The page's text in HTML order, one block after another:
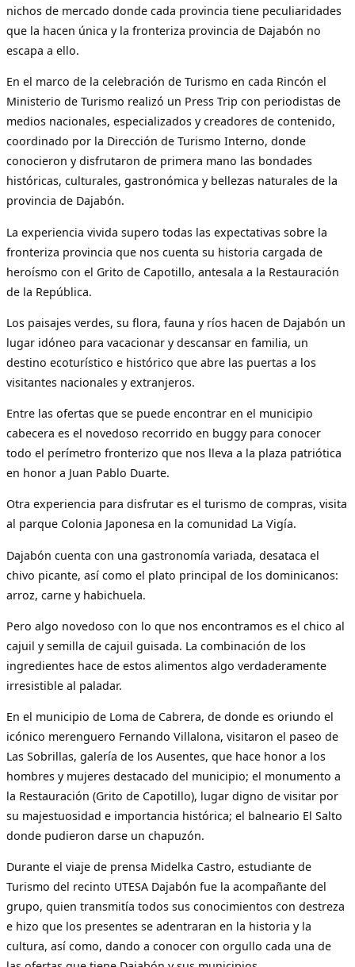
nichos de mercado donde cada provincia tiene peculiaridades
que la hacen única y la fronteriza provincia de Dajabón no
escapa a ello.
En el marco de la celebración de Turismo en cada Rincón el
Ministerio de Turismo realizó un Press Trip con periodistas de
medios nacionales, especializados y creadores de contenido,
coordinado por la Dirección de Turismo Interno, donde
conocieron y disfrutaron de primera mano las bondades
históricas, culturales, gastronómica y bellezas naturales de la
provincia de Dajabón.
La experiencia vivida supero todas las expectativas sobre la
fronteriza provincia que nos cuenta su historia cargada de
heroísmo con el Grito de Capotillo, antesala a la Restauración
de la República.
Los paisajes verdes, su flora, fauna y ríos hacen de Dajabón un
lugar idóneo para vacacionar y descansar en familia, un
destino ecoturístico e histórico que abre las puertas a los
visitantes nacionales y extranjeros.
Entre las ofertas que se puede encontrar en el municipio
cabecera es el novedoso recorrido en buggy para conocer
todo el perímetro fronterizo que nos lleva a la plaza patriótica
en honor a Juan Pablo Duarte.
Otra experiencia para disfrutar es el turismo de compras, visita
al parque Colonia Japonesa en la comunidad La Vigía.
Dajabón cuenta con una gastronomía variada, desataca el
chivo picante, así como el plato principal de los dominicanos:
arroz, carne y habichuela.
Pero algo novedoso con lo que nos encontramos es el chico al
cajuil y semilla de cajuil guisada. La combinación de los
ingredientes hace de estos alimentos algo verdaderamente
irresistible al paladar.
En el municipio de Loma de Cabrera, de donde es oriundo el
icónico merenguero Fernando Villalona, visitaron el paseo de
Las Sobrillas, galería de los Ausentes, que hace honor a los
hombres y mujeres destacado del municipio; el monumento a
la Restauración (Grito de Capotillo), lugar digno de visitar por
su majestuosidad e importancia histórica; el balneario El Salto
donde pudieron darse un chapuzón.
Durante el viaje de prensa Midelka Castro, estudiante de
Turismo del recinto UTESA Dajabón fue la acompañante del
grupo, quien transmitía todos sus conocimientos con destreza
e hizo que los presentes se adentraran en la historia y la
cultura, así como, dando a conocer con orgullo cada una de